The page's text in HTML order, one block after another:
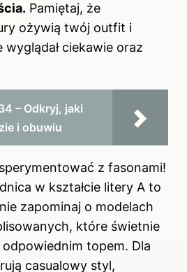
Pamiętaj, że
ożywią twój outfit i
wyglądał ciekawie oraz
– Odkryj, jaki
i obuwiu
z fasonami!
w kształcie litery A to
zapominaj o modelach
które świetnie
topem. Dla
casualowy styl,